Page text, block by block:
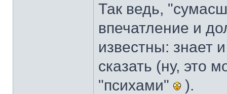
Так ведь,
впечатление и
известны: знает
сказать (ну, это
"психами"
).